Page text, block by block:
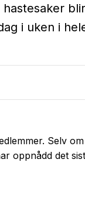
blir
i uken i
Selv
oppnådd det